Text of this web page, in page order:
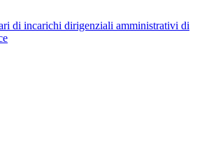
di incarichi dirigenziali amministrativi di